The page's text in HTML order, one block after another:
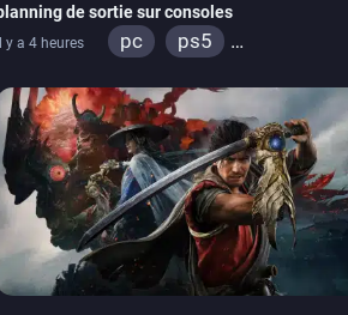
de sortie sur consoles
y a 4 heures pc
ps5